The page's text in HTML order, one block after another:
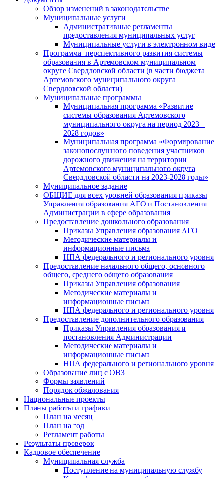
Обзор изменений в законодательстве
Муниципальные услуги
Административные регламенты
предоставления муниципальных услуг
Муниципальные услуги в электронном виде
Программа перспективного развития системы
образования в Артемовском муниципальном
округе Свердловской области (в части бюджета
Артемовского муниципального округа
Свердловской области)
Муниципальные программы
Муниципальная программа «Развитие
системы образования Артемовского
муниципального округа на период 2023 –
2028 годов»
Муниципальная программа «Формирование
законопослушного поведения участников
дорожного движения на территории
Артемовского муниципального округа
Свердловской области на 2023-2028 годы»
Муниципальное задание
ОБЩИЕ для всех уровней образования приказы
Управления образования АГО и Постановления
Администрации в сфере образования
Предоставление дошкольного образования
Приказы Управления образования АГО
Методические материалы и
информационные письма
НПА федерального и регионального уровня
Предоставление начального общего, основного
общего, среднего общего образования
Приказы Управления образования
Методические материалы и
информационные письма
НПА федерального и регионального уровня
Предоставление дополнительного образования
Приказы Управления образования и
постановления Администрации
Методические материалы и
информационные письма
НПА федерального и регионального уровня
Образование лиц с ОВЗ
Формы заявлений
Порядок обжалования
Национальные проекты
Планы работы и графики
План на месяц
План на год
Регламент работы
Результаты проверок
Кадровое обеспечение
Муниципальная служба
Поступление на муниципальную службу